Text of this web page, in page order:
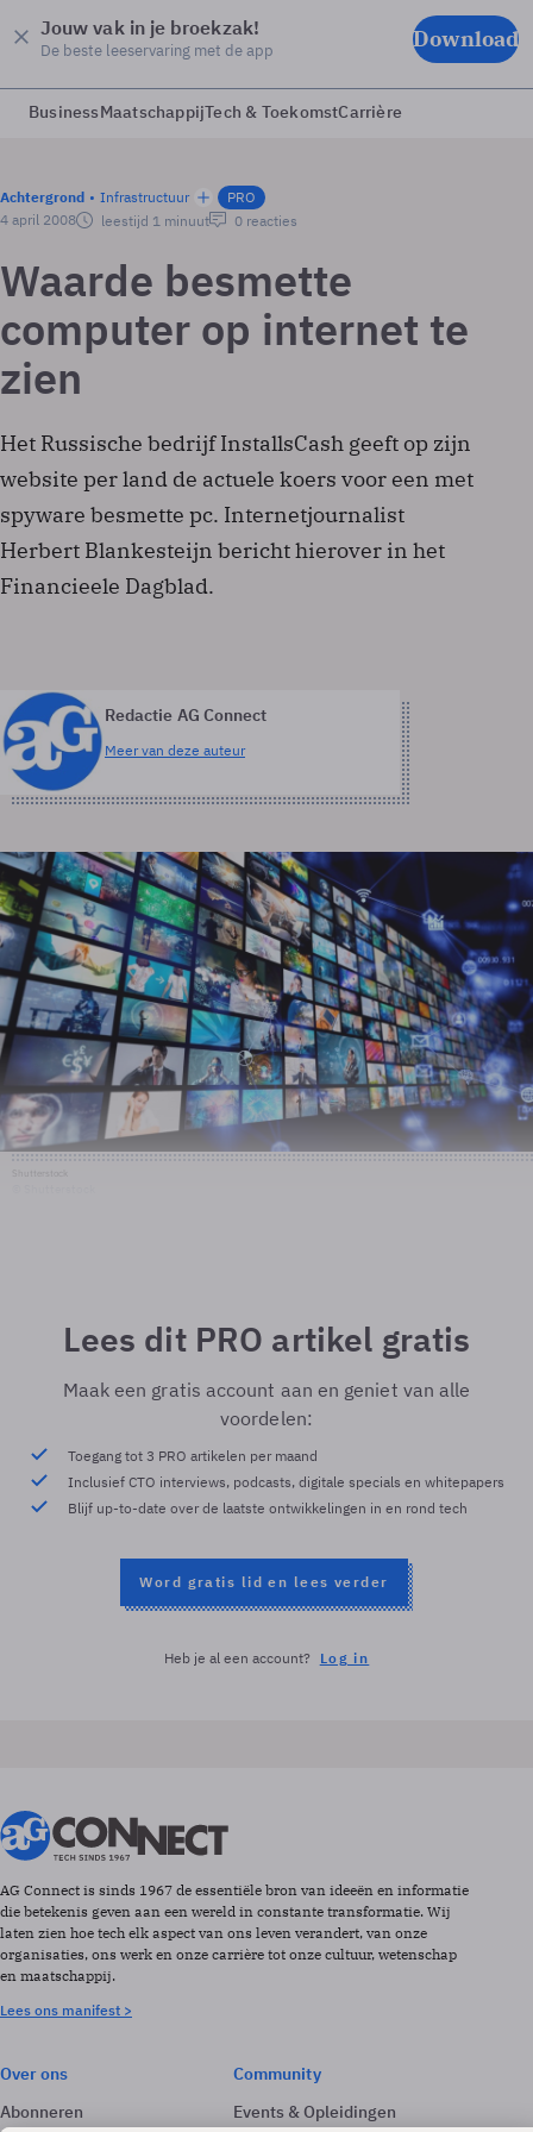
Jouw vak in je broekzak!
De beste leeservaring met de app Download
BusinessMaatschappijTech & ToekomstCarrière
Achtergrond Infrastructuur
PRO
4 april 2008
leestijd 1 minuut 0 reacties
Waarde besmette
computer op internet te
zien
Het Russische bedrijf InstallsCash geeft op zijn
website per land de actuele koers voor een met
spyware besmette pc. Internetjournalist
Herbert Blankesteijn bericht hierover in het
Financieele Dagblad.
Redactie AG Connect
Meer van deze auteur
Lees dit PRO artikel gratis
Maak een gratis account aan en geniet van alle
voordelen:
Toegang tot 3 PRO artikelen per maand
Inclusief CTO interviews, podcasts, digitale specials en whitepapers
Blijf up-to-date over de laatste ontwikkelingen in en rond tech
Word gratis lid en lees verder
Heb je al een account? Log in
AG Connect is sinds 1967 de essentiële bron van ideeën en informatie
die betekenis geven aan een wereld in constante transformatie. Wij
laten zien hoe tech elk aspect van ons leven verandert, van onze
organisaties, ons werk en onze carrière tot onze cultuur, wetenschap
en maatschappij.
Lees ons manifest >
Over ons
Abonneren
Community
Events & Opleidingen